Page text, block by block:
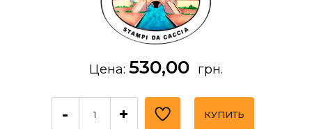
Цена: 530,00 грн.
- + КУПИТЬ